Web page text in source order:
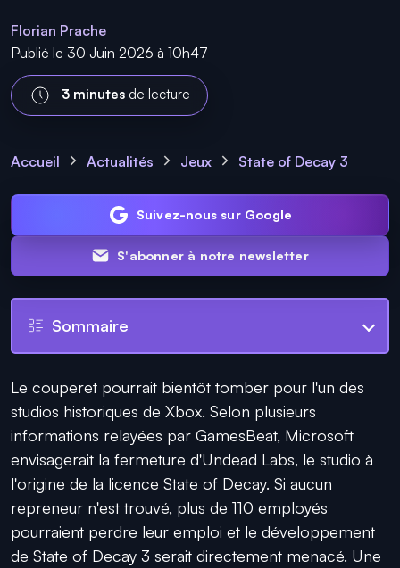
Florian Prache
Publié le 30 Juin 2026 à 10h47
3 minutesde lecture
Accueil Actualités Jeux State of Decay 3
Suivez-nous sur Google
S'abonner à notre newsletter
Sommaire
Le couperet pourrait bientôt tomber pour l'un des
studios historiques de Xbox. Selon plusieurs
informations relayées par GamesBeat, Microsoft
envisagerait la fermeture d'Undead Labs, le studio à
l'origine de la licence State of Decay. Si aucun
repreneur n'est trouvé, plus de 110 employés
pourraient perdre leur emploi et le développement
de State of Decay 3 serait directement menacé. Une